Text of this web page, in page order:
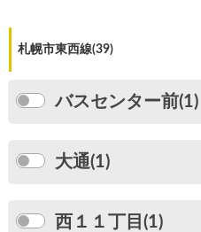
札幌市東西線(39)
バスセンター前(1)
大通(1)
西１１丁目(1)